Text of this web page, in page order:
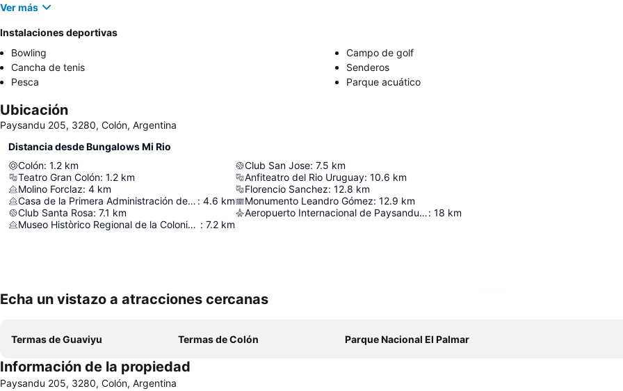
Ver más
Instalaciones deportivas
Bowling
Campo de golf
Cancha de tenis
Senderos
Pesca
Parque acuático
Ubicación
Paysandu 205, 3280, Colón, Argentina
Distancia desde Bungalows Mi Rio
Colón: 1.2 km
Teatro Gran Colón: 1.2 km
Molino Forclaz: 4 km
Casa de la Primera Administración de la Colonia de San José : 4.6 km
Club Santa Rosa: 7.1 km
Museo Històrico Regional de la Colonia de San José : 7.2 km
Club San Jose: 7.5 km
Anfiteatro del Rio Uruguay: 10.6 km
Florencio Sanchez: 12.8 km
Monumento Leandro Gómez: 12.9 km
Aeropuerto Internacional de Paysandu "Brig. Gral. (Av.) Tydeo Larre Borges": 18 km
Echa un vistazo a atracciones cercanas
Termas de Guaviyu Termas de Colón Parque Nacional El Palmar
Información de la propiedad
Paysandu 205, 3280, Colón, Argentina